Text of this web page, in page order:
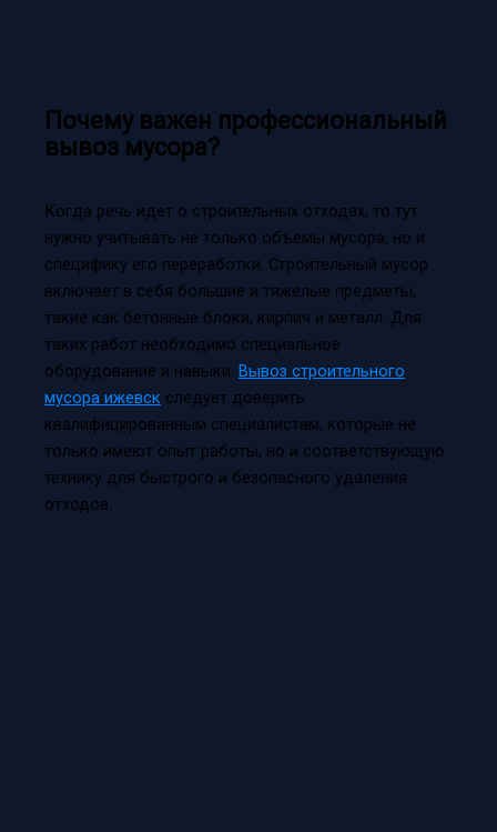
Почему важен профессиональный
вывоз мусора?
Когда речь идет о строительных отходах, то тут
нужно учитывать не только объемы мусора, но и
специфику его переработки. Строительный мусор
включает в себя большие и тяжелые предметы,
такие как бетонные блоки, кирпич и металл. Для
таких работ необходимо специальное
оборудование и навыки. Вывоз строительного
мусора ижевск следует доверить
квалифицированным специалистам, которые не
только имеют опыт работы, но и соответствующую
технику для быстрого и безопасного удаления
отходов.